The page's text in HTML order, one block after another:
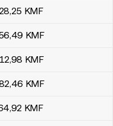
28,25 KMF
,49 KMF
,98 KMF
,46 KMF
,92 KMF